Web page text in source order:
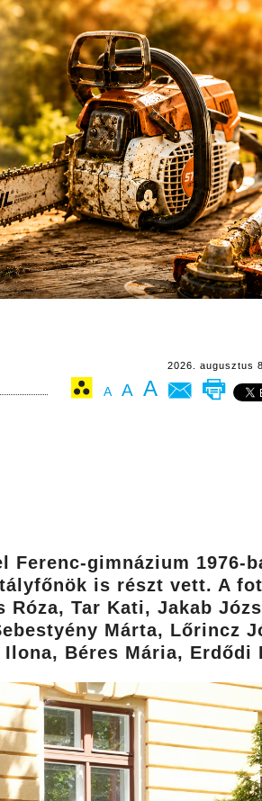
2026. augusztus
A A A
gimnázium 1976-
is részt vett. A
Tar Kati, Jakab
Márta, Lőrincz
Béres Mária, Erdődi